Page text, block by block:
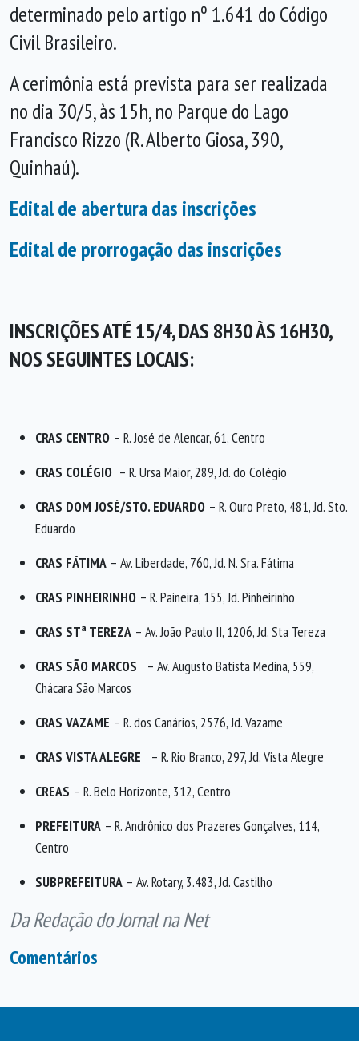
determinado pelo artigo nº 1.641 do Código
Civil Brasileiro.
A cerimônia está prevista para ser realizada
no dia 30/5, às 15h, no Parque do Lago
Francisco Rizzo (R. Alberto Giosa, 390,
Quinhaú).
Edital de abertura das inscrições
Edital de prorrogação das inscrições
INSCRIÇÕES ATÉ 15/4, DAS 8H30 ÀS 16H30,
NOS SEGUINTES LOCAIS:
CRAS CENTRO – R. José de Alencar, 61, Centro
CRAS COLÉGIO – R. Ursa Maior, 289, Jd. do Colégio
CRAS DOM JOSÉ/STO. EDUARDO – R. Ouro Preto, 481, Jd. Sto.
Eduardo
CRAS FÁTIMA – Av. Liberdade, 760, Jd. N. Sra. Fátima
CRAS PINHEIRINHO – R. Paineira, 155, Jd. Pinheirinho
CRAS STª TEREZA – Av. João Paulo II, 1206, Jd. Sta Tereza
CRAS SÃO MARCOS – Av. Augusto Batista Medina, 559,
Chácara São Marcos
CRAS VAZAME – R. dos Canários, 2576, Jd. Vazame
CRAS VISTA ALEGRE – R. Rio Branco, 297, Jd. Vista Alegre
CREAS – R. Belo Horizonte, 312, Centro
PREFEITURA – R. Andrônico dos Prazeres Gonçalves, 114,
Centro
SUBPREFEITURA – Av. Rotary, 3.483, Jd. Castilho
Da Redação do Jornal na Net
Comentários